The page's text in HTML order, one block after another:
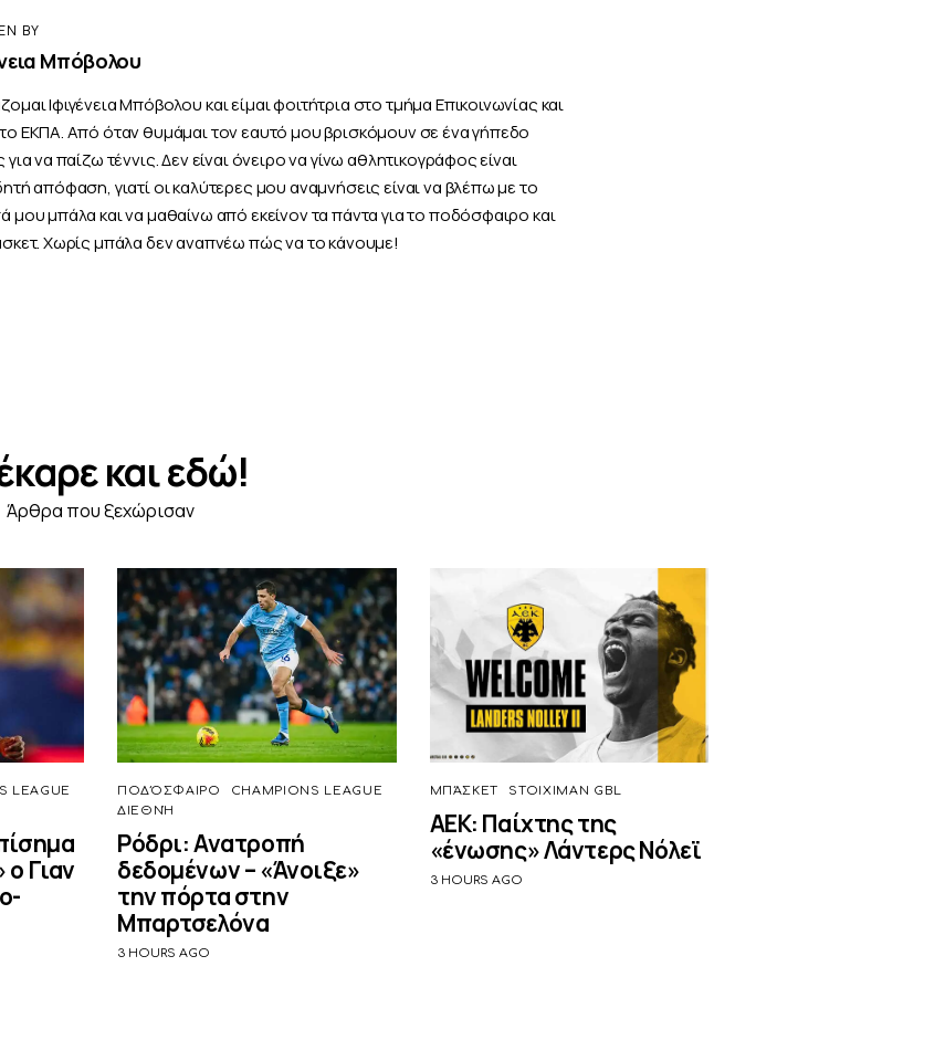
BY
Μπόβολου
Ιφιγένεια Μπόβολου και είμαι φοιτήτρια στο τμήμα Επικοινωνίας και
ΕΚΠΑ. Από όταν θυμάμαι τον εαυτό μου βρισκόμουν σε ένα γήπεδο
για να παίζω τέννις. Δεν είναι όνειρο να γίνω αθλητικογράφος είναι
απόφαση, γιατί οι καλύτερες μου αναμνήσεις είναι να βλέπω με το
μου μπάλα και να μαθαίνω από εκείνον τα πάντα για το ποδόσφαιρο και
Χωρίς μπάλα δεν αναπνέω πώς να το κάνουμε!
και εδώ!
Άρθρα που ξεχώρισαν
LEAGUE
Γιαν
ΠΟΔΌΣΦΑΙΡΟ
CHAMPIONS LEAGUE
ΔΙΕΘΝΉ
Ρόδρι: Ανατροπή
δεδομένων – «Άνοιξε»
την πόρτα στην
Μπαρτσελόνα
3 HOURS AGO
ΜΠΆΣΚΕΤ STOIXIMAN GBL
ΑΕΚ: Παίχτης της
«ένωσης» Λάντερς Νόλεϊ
3 HOURS AGO